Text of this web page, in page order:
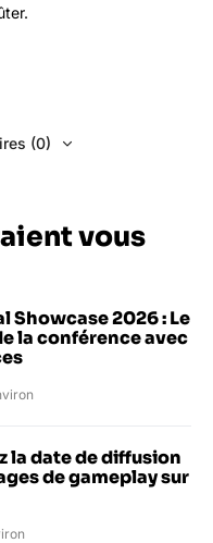
(0)
vous
Showcase 2026 : Le
la conférence avec
la date de diffusion
de gameplay sur